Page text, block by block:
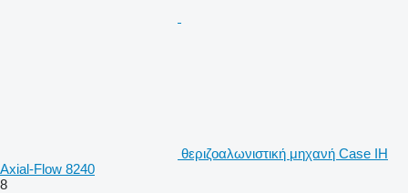
θεριζοαλωνιστική μηχανή Case IH
Axial-Flow 8240
8